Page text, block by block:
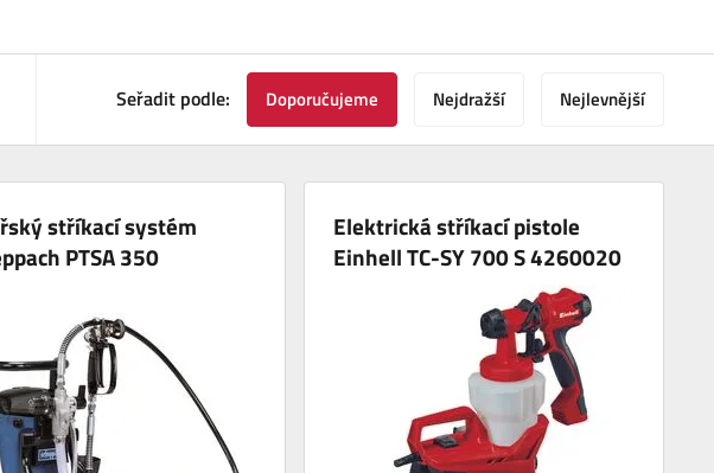
Seřadit podle: Doporučujeme Nejdražší Nejlevnější
stříkací systém
PTSA 350
Elektrická stříkací pistole
Einhell TC-SY 700 S 4260020